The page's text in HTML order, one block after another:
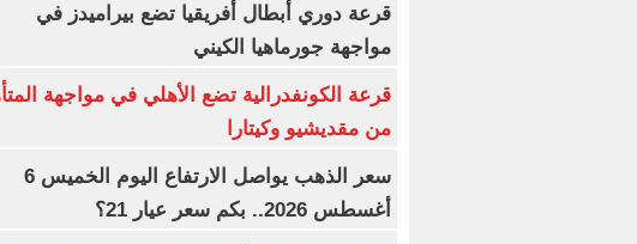
قرعة دوري أبطال أفريقيا تضع بيراميدز في
مواجهة جورماهيا الكيني
قرعة الكونفدرالية تضع الأهلي في مواجهة
من مقديشيو وكيتارا
سعر الذهب يواصل الارتفاع اليوم الخميس 6
أغسطس 2026.. بكم سعر عيار 21؟